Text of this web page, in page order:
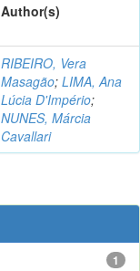
Author(s)
RIBEIRO, Vera
Masagão; LIMA, Ana
Lúcia D'Império;
NUNES, Márcia
Cavallari
1